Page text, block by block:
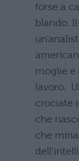
forse a
blando.
moglie e
lavoro.
crociate
che
che